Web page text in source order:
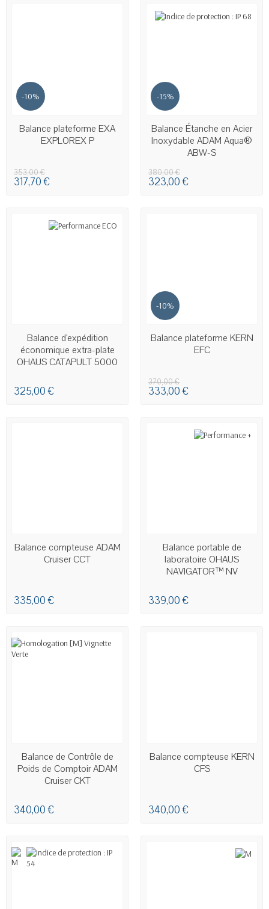
-10%
EN STOCK
Balance plateforme EXA
EXPLOREX P
353,00 €
317,70 €
-15%
EN STOCK
Balance Étanche en Acier
Inoxydable ADAM Aqua®
ABW-S
380,00 €
323,00 €
Balance d'expédition
économique extra-plate
OHAUS CATAPULT 5000
325,00 €
-10%
EN STOCK
Balance plateforme KERN
EFC
370,00 €
333,00 €
EN STOCK
Balance compteuse ADAM
Cruiser CCT
335,00 €
EN STOCK
Balance portable de
laboratoire OHAUS
NAVIGATOR™ NV
339,00 €
EN STOCK
Balance de Contrôle de
Poids de Comptoir ADAM
Cruiser CKT
340,00 €
EN STOCK
Balance compteuse KERN
CFS
340,00 €